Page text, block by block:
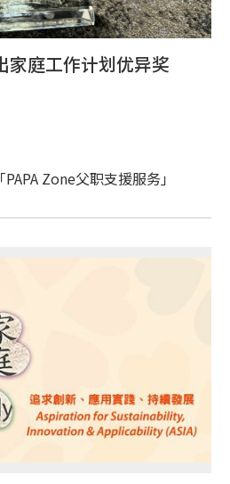
家庭工作计划优异奖
Zone父职支援服务」